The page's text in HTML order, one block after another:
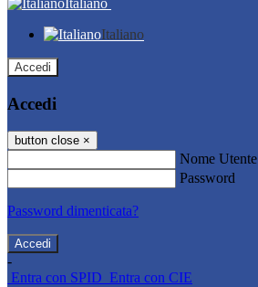
Italiano
Italiano
Accedi
Accedi
button close ×
Nome Utente
Password
Password dimenticata?
-
Entra con SPID Entra con CIE